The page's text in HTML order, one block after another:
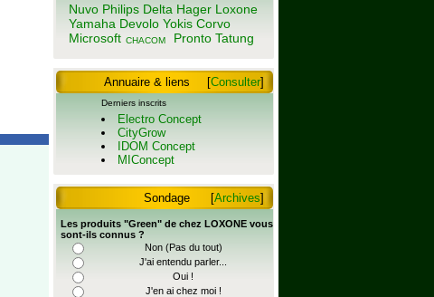
Nuvo Philips Delta Hager Loxone
Yamaha Devolo Yokis Corvo
Microsoft CHACOM Pronto Tatung
Annuaire & liens [Consulter]
Derniers inscrits
Electro Concept
CityGrow
IDOM Concept
MIConcept
Sondage [Archives]
Les produits "Green" de chez LOXONE vous
sont-ils connus ?
Non (Pas du tout)
J'ai entendu parler...
Oui !
J'en ai chez moi !